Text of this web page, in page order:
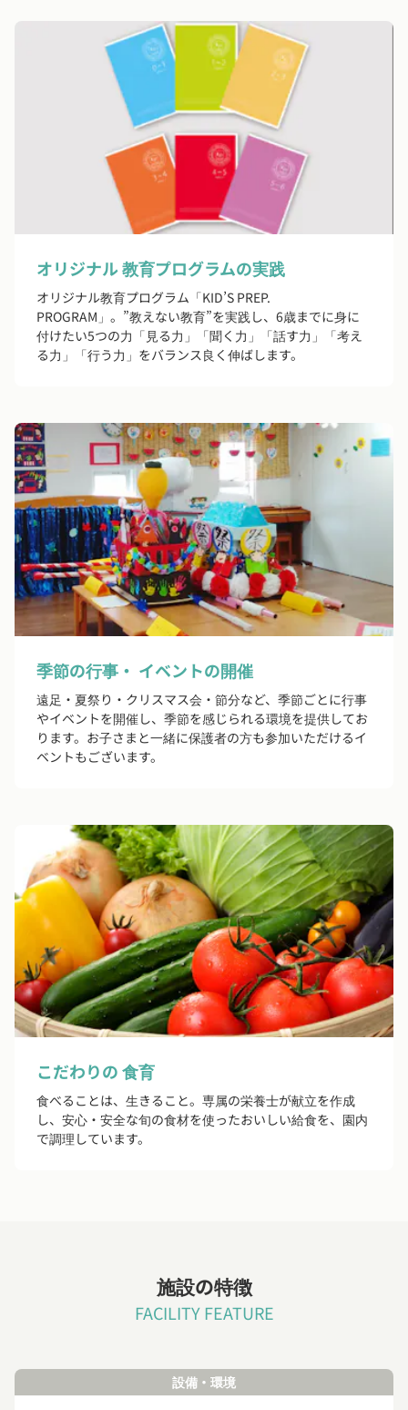
オリジナル 教育プログラムの実践
オリジナル教育プログラム「KID’S PREP.
PROGRAM」。”教えない教育”を実践し、6歳までに身に
付けたい5つの力「見る力」「聞く力」「話す力」「考え
る力」「行う力」をバランス良く伸ばします。
季節の行事・ イベントの開催
遠足・夏祭り・クリスマス会・節分など、季節ごとに行事
やイベントを開催し、季節を感じられる環境を提供してお
ります。お子さまと一緒に保護者の方も参加いただけるイ
ベントもございます。
こだわりの 食育
食べることは、生きること。専属の栄養士が献立を作成
し、安心・安全な旬の食材を使ったおいしい給食を、園内
で調理しています。
施設の特徴
FACILITY FEATURE
設備・環境